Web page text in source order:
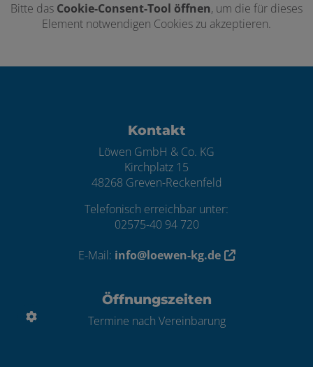
Bitte das Cookie-Consent-Tool öffnen, um die für dieses
Element notwendigen Cookies zu akzeptieren.
Kontakt
Löwen GmbH & Co. KG
Kirchplatz 15
48268 Greven-Reckenfeld
Telefonisch erreichbar unter:
02575-40 94 720
E-Mail: info@loewen-kg.de
Öffnungszeiten
Termine nach Vereinbarung